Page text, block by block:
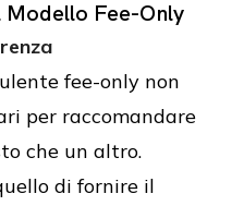
Modello Fee-Only
fee-only non
per raccomandare
che un altro.
di fornire il